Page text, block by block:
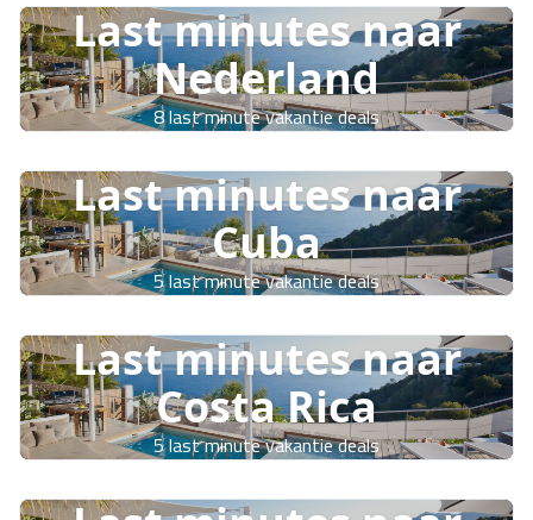
Last minutes naar
Nederland
8 last minute vakantie deals
Last minutes naar
Cuba
5 last minute vakantie deals
Last minutes naar
Costa Rica
5 last minute vakantie deals